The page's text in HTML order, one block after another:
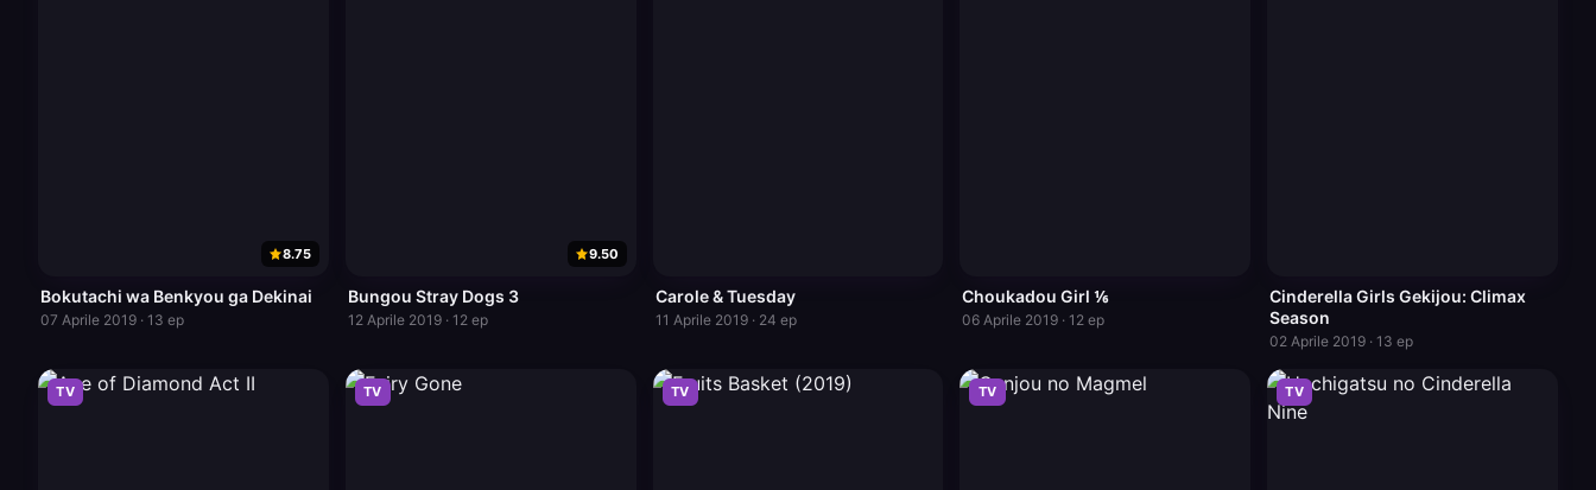
8.75
Bokutachi wa Benkyou ga Dekinai
07 Aprile 2019 · 13 ep
9.50
Bungou Stray Dogs 3
12 Aprile 2019 · 12 ep
Carole & Tuesday
11 Aprile 2019 · 24 ep
Choukadou Girl ⅙
06 Aprile 2019 · 12 ep
Cinderella Girls Gekijou: Climax
Season
02 Aprile 2019 · 13 ep
TV TV TV TV TV